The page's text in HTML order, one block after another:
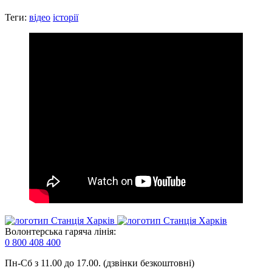
Теги: відео історії
Волонтерська гаряча лінія:
0 800 408 400
Пн-Сб з 11.00 до 17.00. (дзвінки безкоштовні)